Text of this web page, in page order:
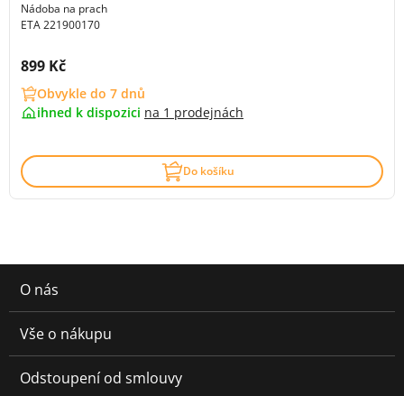
Nádoba na prach
ETA 221900170
Cena s DPH:
899 Kč
Obvykle do 7 dnů
ihned k dispozici na 1 prodejnách
Do košíku
O nás
Vše o nákupu
Odstoupení od smlouvy